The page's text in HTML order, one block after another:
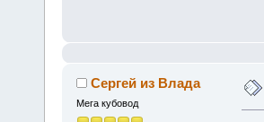
Сергей из Влада
Мега кубовод